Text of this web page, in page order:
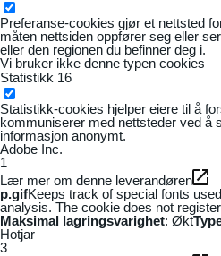
Preferanse-cookies gjør et nettsted
måten nettsiden oppfører seg eller
eller den regionen du befinner deg i.
Vi bruker ikke denne typen cookies
Statistikk 16
Statistikk-cookies hjelper eiere til å
kommuniserer med nettsteder ved å
informasjon anonymt.
Adobe Inc.
1
Lær mer om denne leverandøren
p.gifKeeps track of special fonts
analysis. The cookie does not
Maksimal lagringsvarighet: Økt
Hotjar
3